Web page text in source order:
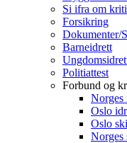
Si ifra om
Forsikring
Dokumenter/
Barneidrett
Politiattest
Forbund og
Norges
Oslo
Oslo
Norges